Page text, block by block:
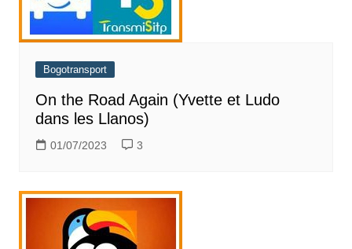
Bogotransport
On the Road Again (Yvette et Ludo
dans les Llanos)
01/07/2023 3